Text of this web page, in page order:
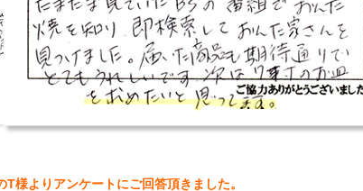
T様よりアンケートにご回答頂きました。